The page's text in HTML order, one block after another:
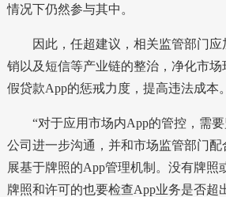
情况下仍然参与其中。
因此，任超建议，相关监管部门应
销以及短信等产业链的整治，净化市
假贷款App的惩戒力度，提高违法成本。
“对于应用市场内App的管控，需要
公司进一步沟通，并和市场监管部门
展基于牌照的App管理机制。没有牌照
牌照和许可的也要检查App业务是否超